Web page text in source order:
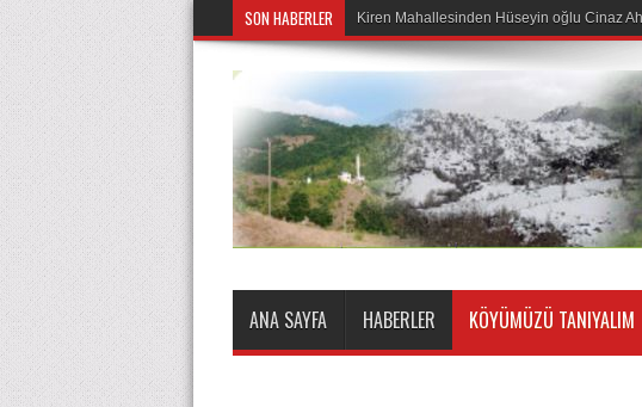
SON HABERLER Kiren Mahallesinden Hüseyin oğlu Cinaz
ANA SAYFA HABERLER KÖYÜMÜZÜ TANIYALIM